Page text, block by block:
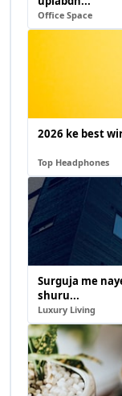
Office Space
2026 ke best
Top Headphones
Surguja me
shuru...
Luxury Living